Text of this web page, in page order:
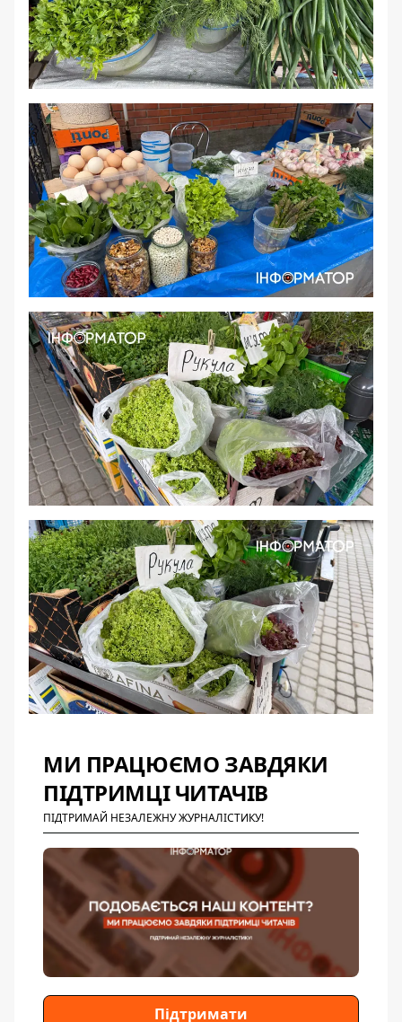
МИ ПРАЦЮЄМО ЗАВДЯКИ
ПІДТРИМЦІ ЧИТАЧІВ
ПІДТРИМАЙ НЕЗАЛЕЖНУ ЖУРНАЛІСТИКУ!
Підтримати